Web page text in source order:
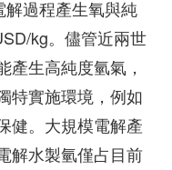
過程產生氧與純
kg。儘管近兩世
產生高純度氫氣，
特實施環境，例如
健。大規模電解產
解水製氫僅占目前